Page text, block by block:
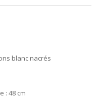
blanc nacrés
: 48 cm